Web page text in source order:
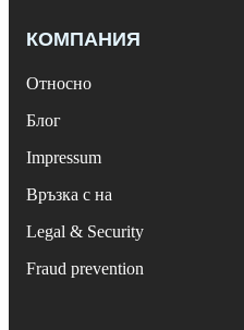
КОМПАНИЯ
Относно
Блог
Impressum
Връзка с на
Legal & Security
Fraud prevention